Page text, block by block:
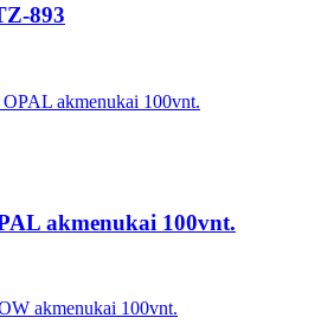
893
akmenukai 100vnt.